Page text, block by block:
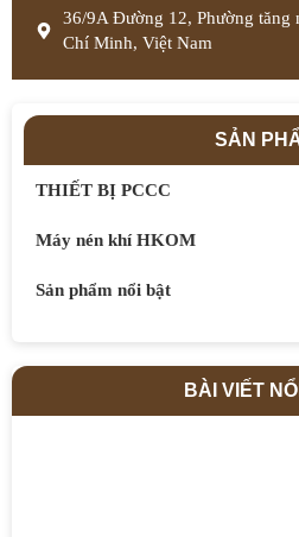
36/9A Đường 12, Phường tăng
Chí Minh, Việt Nam
SẢN
THIẾT BỊ PCCC
Máy nén khí HKOM
Sản phẩm nổi bật
BÀI VIẾT